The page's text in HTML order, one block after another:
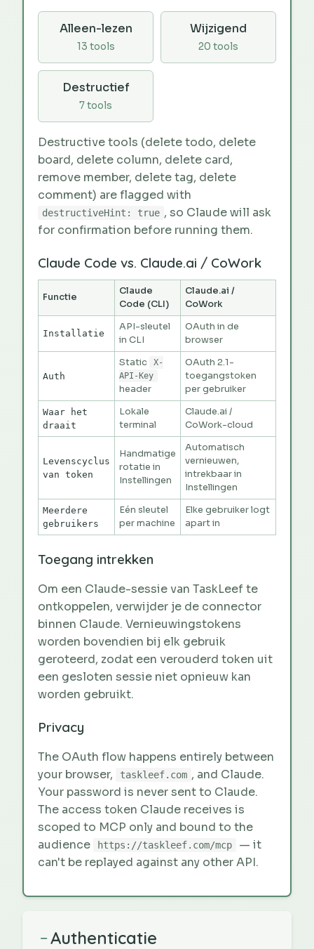
Alleen-lezen
13 tools
Wijzigend
20 tools
Destructief
7 tools
Destructive tools (delete todo, delete
board, delete column, delete card,
remove member, delete tag, delete
comment) are flagged with
destructiveHint: true , so Claude will ask
for confirmation before running them.
Claude Code vs. Claude.ai / CoWork
Functie
Claude
Code (CLI)
Claude.ai /
CoWork
Installatie
API-sleutel
in CLI
OAuth in de
browser
Auth
Static
X-
API-Key
header
OAuth 2.1-
toegangstoken
per gebruiker
Waar het
draait
Lokale
terminal
Claude.ai /
CoWork-cloud
Levenscyclus
van token
Handmatige
rotatie in
Instellingen
Automatisch
vernieuwen,
intrekbaar in
Instellingen
Meerdere
gebruikers
Eén sleutel
per machine
Elke gebruiker logt
apart in
Toegang intrekken
Om een Claude-sessie van TaskLeef te
ontkoppelen, verwijder je de connector
binnen Claude. Vernieuwingstokens
worden bovendien bij elk gebruik
geroteerd, zodat een verouderd token uit
een gesloten sessie niet opnieuw kan
worden gebruikt.
Privacy
The OAuth flow happens entirely between
your browser,
taskleef.com , and Claude.
Your password is never sent to Claude.
The access token Claude receives is
scoped to MCP only and bound to the
audience
https://taskleef.com/mcp
— it
can't be replayed against any other API.
− Authenticatie